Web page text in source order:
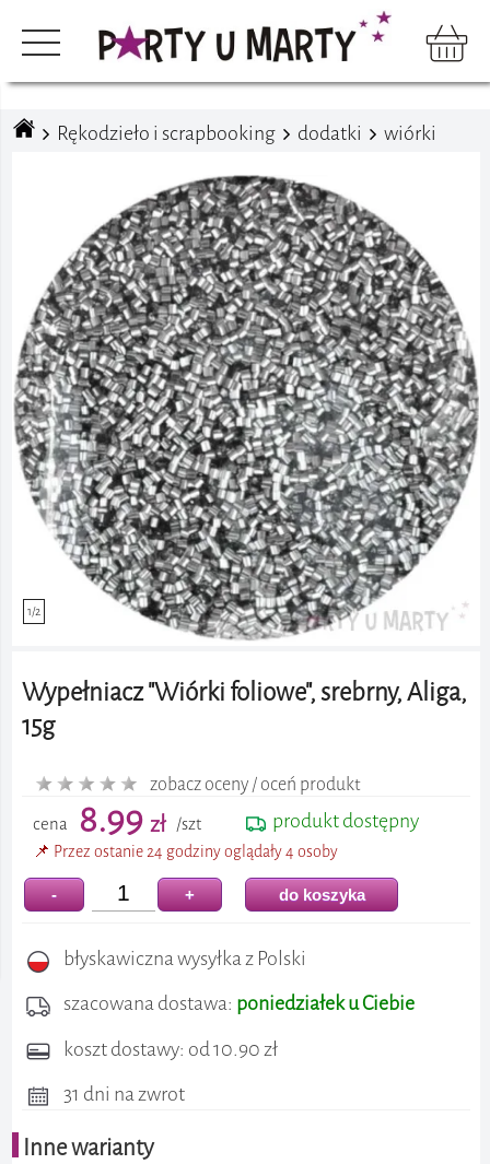
Rękodzieło i scrapbooking dodatki wiórki
1/2
Wypełniacz "Wiórki foliowe", srebrny, Aliga,
15g
zobacz oceny / oceń produkt
cena 8.99 zł /szt produkt dostępny
📌 Przez ostanie 24 godziny oglądały 4 osoby
- + do koszyka
błyskawiczna wysyłka z Polski
szacowana dostawa: poniedziałek u Ciebie
koszt dostawy: od 10.90 zł
31 dni na zwrot
Inne warianty